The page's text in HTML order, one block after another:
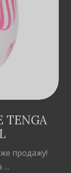
продажу!
…